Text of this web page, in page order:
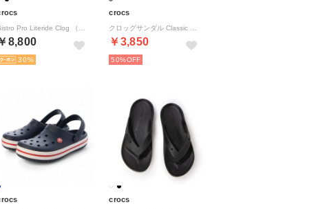
8,800
30
crocs
￥3,850
50%
crocs